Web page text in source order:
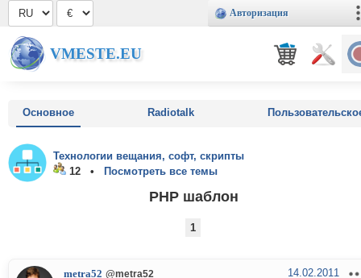
Авторизация
VMESTE.EU
Основное Radiotalk
Технологии вещания, софт, скрипты
12 •
Посмотреть все темы
PHP шаблон
1
metra52 @metra52 14.02.2011